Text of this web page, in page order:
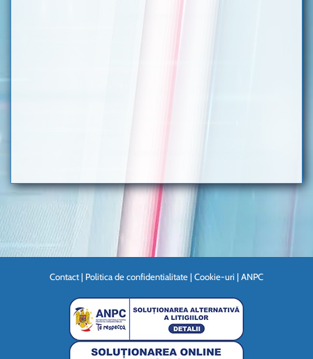
Contact | Politica de confidentialitate | Cookie-uri | ANPC